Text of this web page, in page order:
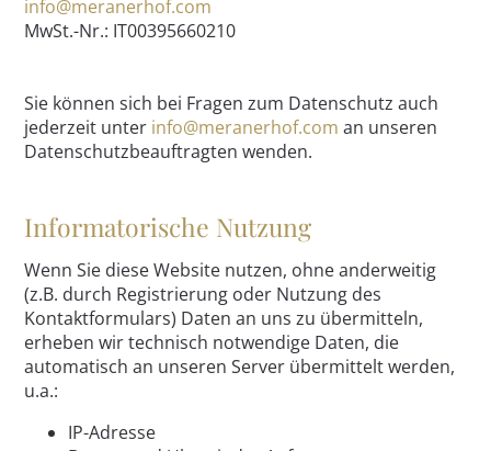
info@meranerhof.com
MwSt.-Nr.: IT00395660210
Sie können sich bei Fragen zum Datenschutz auch
jederzeit unter info@meranerhof.com an unseren
Datenschutzbeauftragten wenden.
Informatorische Nutzung
Wenn Sie diese Website nutzen, ohne anderweitig
(z.B. durch Registrierung oder Nutzung des
Kontaktformulars) Daten an uns zu übermitteln,
erheben wir technisch notwendige Daten, die
automatisch an unseren Server übermittelt werden,
u.a.:
IP-Adresse